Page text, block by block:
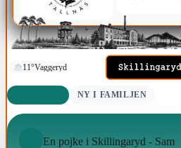
11°Vaggeryd
NY I FAMILJEN
En pojke i Skillingaryd - Sam